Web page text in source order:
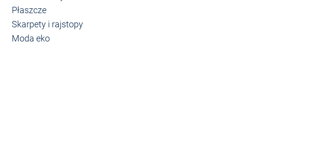
Płaszcze
Skarpety i rajstopy
Moda eko